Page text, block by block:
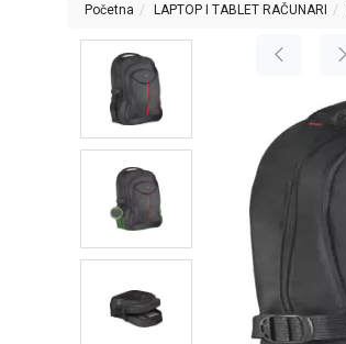
Početna LAPTOP I TABLET RAČUNARI